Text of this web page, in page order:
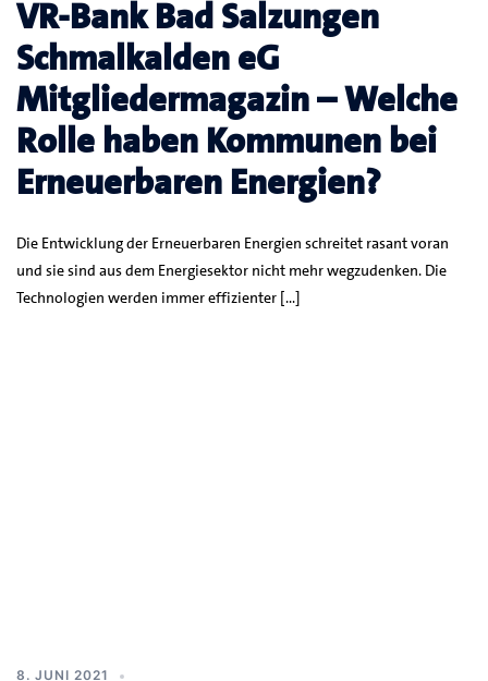
VR-Bank Bad Salzungen
Schmalkalden eG
Mitgliedermagazin – Welche
Rolle haben Kommunen bei
Erneuerbaren Energien?
Die Entwicklung der Erneuerbaren Energien schreitet rasant voran
und sie sind aus dem Energiesektor nicht mehr wegzudenken. Die
Technologien werden immer effizienter […]
8. JUNI 2021